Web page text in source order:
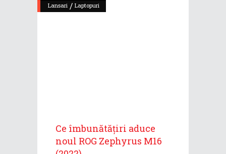
Lansari / Laptopuri
Ce îmbunătățiri aduce
noul ROG Zephyrus M16